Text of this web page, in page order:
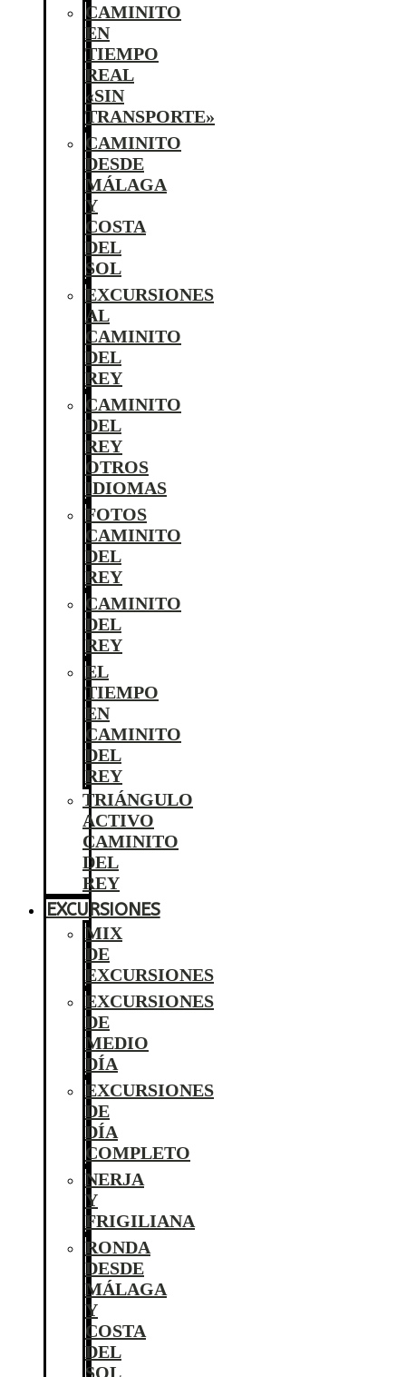
CAMINITO
EN
TIEMPO
REAL
«SIN
TRANSPORTE»
CAMINITO
DESDE
MÁLAGA
Y
COSTA
DEL
SOL
EXCURSIONES
AL
CAMINITO
DEL
REY
CAMINITO
DEL
REY
OTROS
IDIOMAS
FOTOS
CAMINITO
DEL
REY
CAMINITO
DEL
REY
EL
TIEMPO
EN
CAMINITO
DEL
REY
TRIÁNGULO
ACTIVO
CAMINITO
DEL
REY
EXCURSIONES
MIX
DE
EXCURSIONES
EXCURSIONES
DE
MEDIO
DÍA
EXCURSIONES
DE
DÍA
COMPLETO
NERJA
Y
FRIGILIANA
RONDA
DESDE
MÁLAGA
Y
COSTA
DEL
SOL